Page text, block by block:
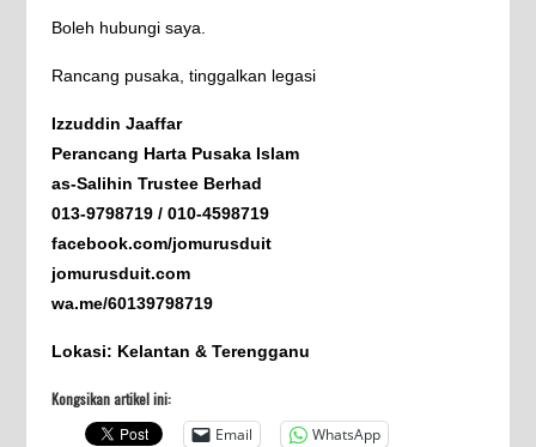
Boleh hubungi saya.
Rancang pusaka, tinggalkan legasi
Izzuddin Jaaffar
Perancang Harta Pusaka Islam
as-Salihin Trustee Berhad
013-9798719 / 010-4598719
facebook.com/jomurusduit
jomurusduit.com
wa.me/60139798719
Lokasi: Kelantan & Terengganu
Kongsikan artikel ini:
Email
WhatsApp